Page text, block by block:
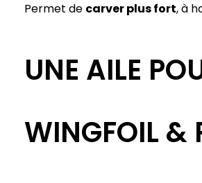
Permet de carver plus fort, à
UNE AILE
WINGFOIL &